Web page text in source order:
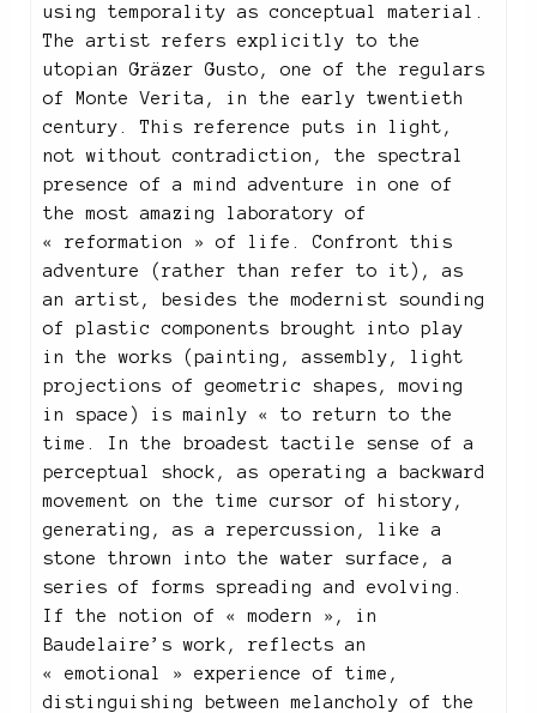
using temporality as conceptual material.
The artist refers explicitly to the
utopian Gräzer Gusto, one of the regulars
of Monte Verita, in the early twentieth
century. This reference puts in light,
not without contradiction, the spectral
presence of a mind adventure in one of
the most amazing laboratory of
« reformation » of life. Confront this
adventure (rather than refer to it), as
an artist, besides the modernist sounding
of plastic components brought into play
in the works (painting, assembly, light
projections of geometric shapes, moving
in space) is mainly « to return to the
time. In the broadest tactile sense of a
perceptual shock, as operating a backward
movement on the time cursor of history,
generating, as a repercussion, like a
stone thrown into the water surface, a
series of forms spreading and evolving.
If the notion of « modern », in
Baudelaire’s work, reflects an
« emotional » experience of time,
distinguishing between melancholy of the